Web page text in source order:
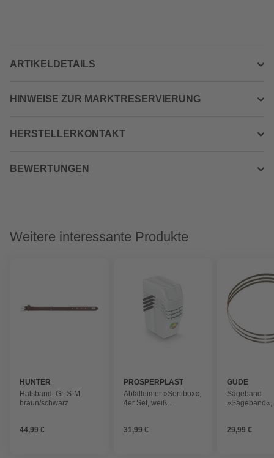
ARTIKELDETAILS
HINWEISE ZUR MARKTRESERVIERUNG
HERSTELLERKONTAKT
BEWERTUNGEN
Weitere interessante Produkte
HUNTER
Halsband, Gr. S-M,
braun/schwarz
44,99 €
PROSPERPLAST
Abfalleimer »Sortibox«,
4er Set, weiß,
31,99 €
GÜDE
Sägeband
»Sägeband«,
29,99 €